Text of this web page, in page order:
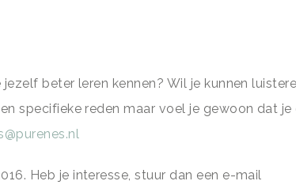
beter leren kennen? Wil je kunnen
specifieke reden maar voel je gewoon dat
Heb je interesse, stuur dan een e-mail